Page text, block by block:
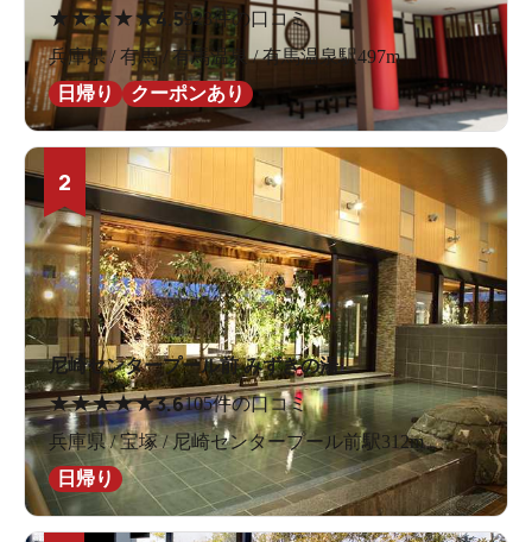
★ ★★★★4.5923件の口コミ
兵庫県 / 有馬 / 有馬温泉 / 有馬温泉駅497m
日帰り
クーポンあり
2
尼崎センタープール前 みずきの湯
★★★★★3.6105件の口コミ
兵庫県 / 宝塚 / 尼崎センタープール前駅312m
日帰り